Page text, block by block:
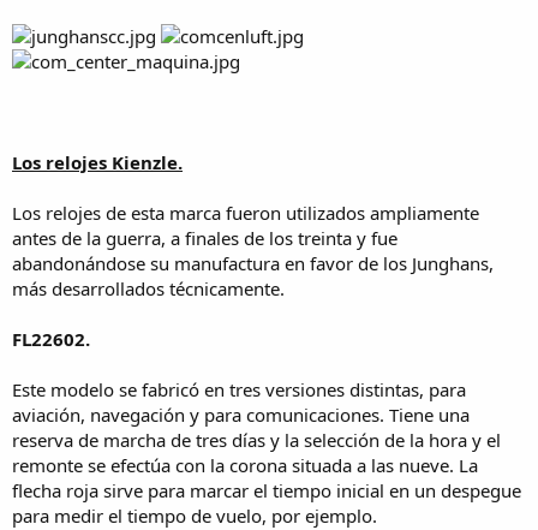
Los relojes Kienzle.
Los relojes de esta marca fueron utilizados ampliamente
antes de la guerra, a finales de los treinta y fue
abandonándose su manufactura en favor de los Junghans,
más desarrollados técnicamente.
FL22602.
Este modelo se fabricó en tres versiones distintas, para
aviación, navegación y para comunicaciones. Tiene una
reserva de marcha de tres días y la selección de la hora y el
remonte se efectúa con la corona situada a las nueve. La
flecha roja sirve para marcar el tiempo inicial en un despegue
para medir el tiempo de vuelo, por ejemplo.